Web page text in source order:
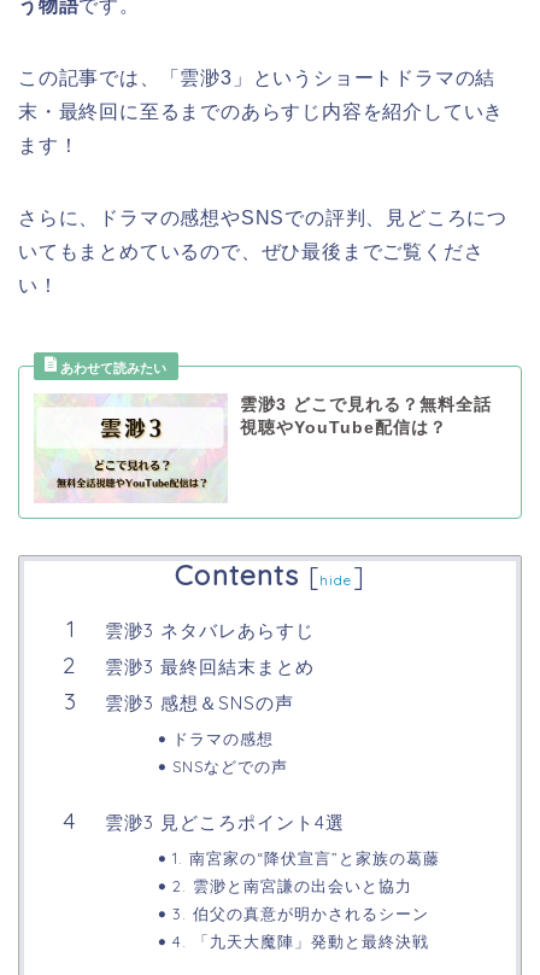
う物語です。
この記事では、「雲渺3」 というショートドラマの結
末・最終回に至るまでのあらすじ内容を紹介していき
ます！
さらに、ドラマの感想やSNSでの評判、見どころにつ
いてもまとめているので、ぜひ最後までご覧くださ
い！
雲渺3 どこで見れる？無料全話
視聴やYouTube配信は？
Contents [hide ]
雲渺3 ネタバレあらすじ
雲渺3 最終回結末まとめ
雲渺3 感想＆SNSの声
ドラマの感想
SNSなどでの声
雲渺3 見どころポイント4選
1. 南宮家の“降伏宣言”と家族の葛藤
2. 雲渺と南宮謙の出会いと協力
3. 伯父の真意が明かされるシーン
4. 「九天大魔陣」発動と最終決戦